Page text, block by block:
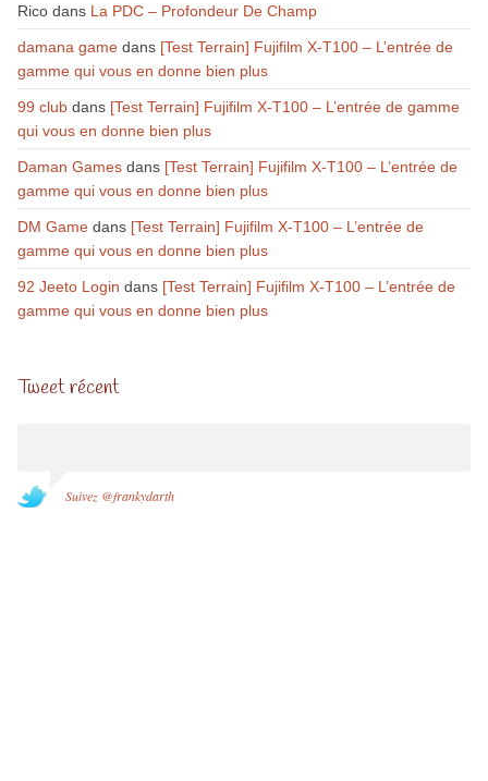
Ricodans La PDC – Profondeur De Champ
damana gamedans [Test Terrain] Fujifilm X-T100 – L’entrée de
gamme qui vous en donne bien plus
99 clubdans [Test Terrain] Fujifilm X-T100 – L’entrée de gamme
qui vous en donne bien plus
Daman Gamesdans [Test Terrain] Fujifilm X-T100 – L’entrée de
gamme qui vous en donne bien plus
DM Gamedans [Test Terrain] Fujifilm X-T100 – L’entrée de
gamme qui vous en donne bien plus
92 Jeeto Login dans [Test Terrain] Fujifilm X-T100 – L’entrée de
gamme qui vous en donne bien plus
Tweet récent
Suivez @frankydarth